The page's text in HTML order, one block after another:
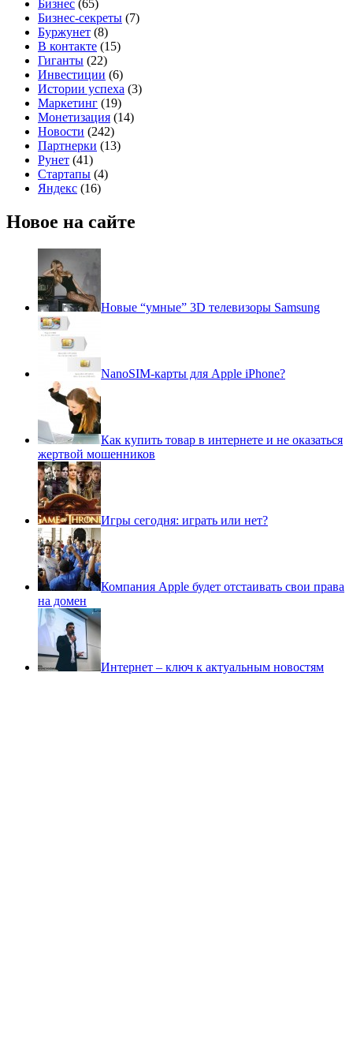
Бизнес (65)
Бизнес-секреты (7)
Буржунет (8)
В контакте (15)
Гиганты (22)
Инвестиции (6)
Истории успеха (3)
Маркетинг (19)
Монетизация (14)
Новости (242)
Партнерки (13)
Рунет (41)
Стартапы (4)
Яндекс (16)
Новое на сайте
Новые “умные” 3D телевизоры Samsung
NanoSIM-карты для Apple iPhone?
Как купить товар в интернете и не оказаться
жертвой мошенников
Игры сегодня: играть или нет?
Компания Apple будет отстаивать свои права
на домен
Интернет – ключ к актуальным новостям